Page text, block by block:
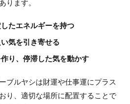
ります。
たエネルギーを持つ
気を引き寄せる
り、停滞した気を動かす
ブルヤシは財運や仕事運にプラス
り、適切な場所に配置することで